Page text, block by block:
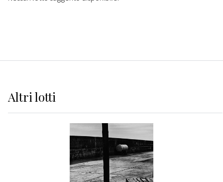
Altrilotti